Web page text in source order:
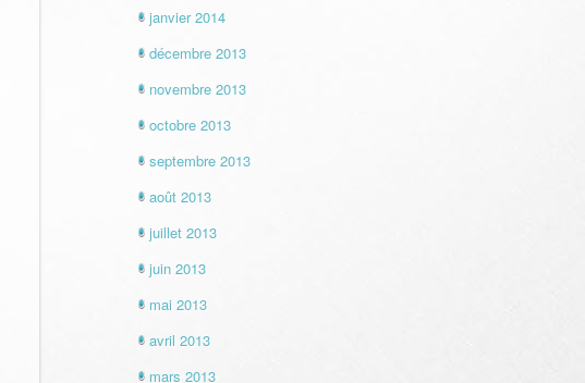
janvier 2014
décembre 2013
novembre 2013
octobre 2013
septembre 2013
août 2013
juillet 2013
juin 2013
mai 2013
avril 2013
mars 2013